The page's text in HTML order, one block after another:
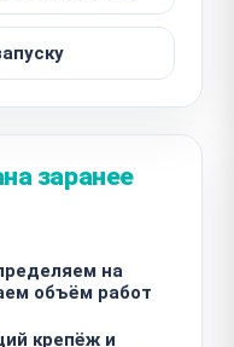
заранее
на
объём работ
крепёж и